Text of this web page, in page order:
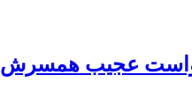
عجیب همسرش